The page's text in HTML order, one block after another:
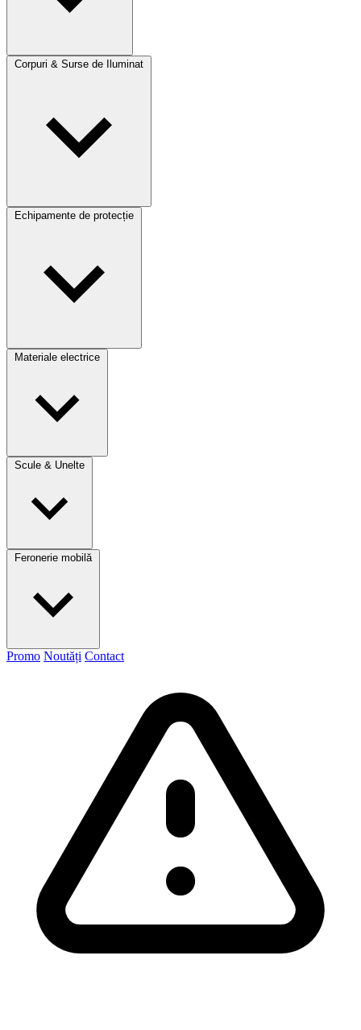
Corpuri & Surse de Iluminat
Echipamente de protecție
Materiale electrice
Scule & Unelte
Feronerie mobilă
Promo Noutăți Contact